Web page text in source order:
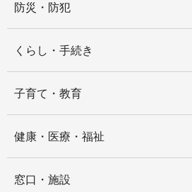
防災・防犯
くらし・手続き
子育て・教育
健康・医療・福祉
窓口・施設